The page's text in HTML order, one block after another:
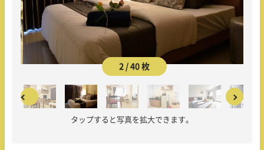
2 / 40 枚
タップすると写真を拡大できます。